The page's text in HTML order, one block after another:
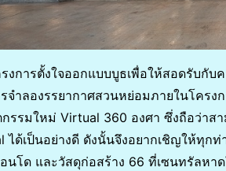
งการตั้งใจออกแบบบูธเพื่อให้สอดรับกั
จำลองรรยากาศสวนหย่อมภายในโคร
รรมใหม่ Virtual 360 องศา ซึ่งถือว่าส
ได้เป็นอย่างดี ดังนั้นจึงอยากเชิญให้ทุก
นโด และวัสดุก่อสร้าง 66 ที่เซนทรัลห